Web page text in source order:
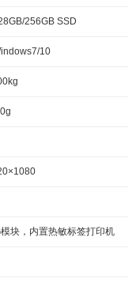
256GB SSD
10
块，内置热敏标签打印机